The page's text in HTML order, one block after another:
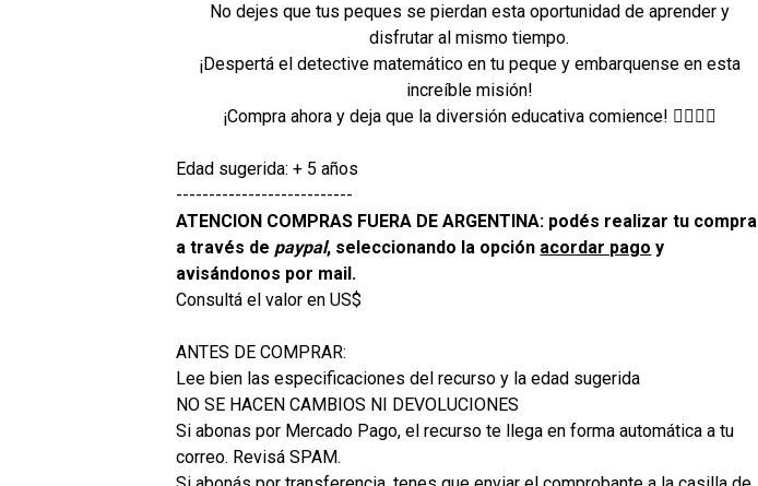
No dejes que tus peques se pierdan esta oportunidad de aprender y
disfrutar al mismo tiempo.
¡Despertá el detective matemático en tu peque y embarquense en esta
increíble misión!
¡Compra ahora y deja que la diversión educativa comience! 🕵️‍♂️🔢🔐
Edad sugerida: + 5 años
---------------------------
ATENCION COMPRAS FUERA DE ARGENTINA: podés realizar tu compra
a través de paypal, seleccionando la opción acordar pago y
avisándonos por mail.
Consultá el valor en US$
ANTES DE COMPRAR:
Lee bien las especificaciones del recurso y la edad sugerida
NO SE HACEN CAMBIOS NI DEVOLUCIONES
Si abonas por Mercado Pago, el recurso te llega en forma automática a tu
correo. Revisá SPAM.